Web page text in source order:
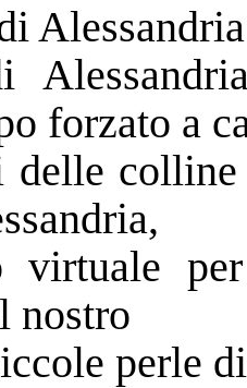
forzato a
delle
virtuale
nostro
perle